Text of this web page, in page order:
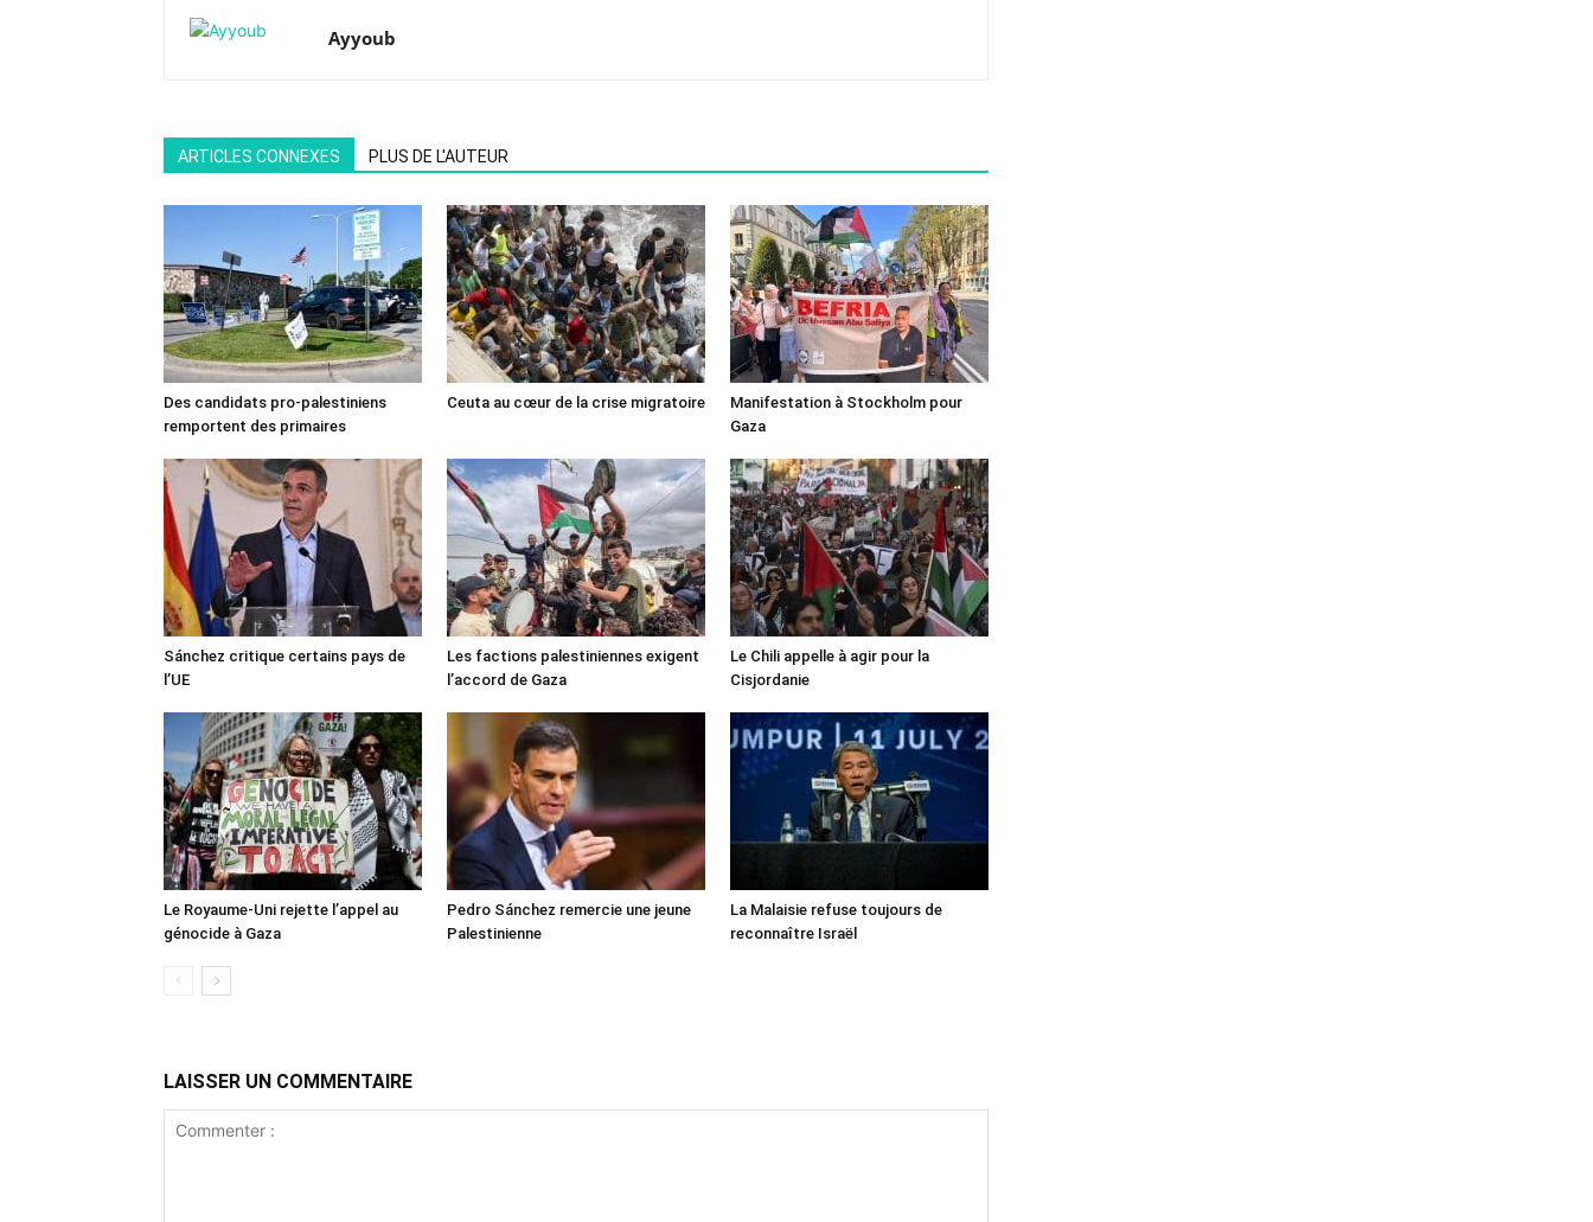
Ayyoub
ARTICLES CONNEXES PLUS DE L'AUTEUR
Des candidats pro-palestiniens
remportent des primaires
Ceuta au cœur de la crise migratoire
Manifestation à Stockholm pour
Gaza
Sánchez critique certains pays de
l’UE
Les factions palestiniennes exigent
l’accord de Gaza
Le Chili appelle à agir pour la
Cisjordanie
Le Royaume-Uni rejette l’appel au
génocide à Gaza
Pedro Sánchez remercie une jeune
Palestinienne
La Malaisie refuse toujours de
reconnaître Israël
LAISSER UN COMMENTAIRE